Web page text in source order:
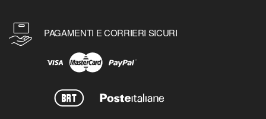
PAGAMENTI E CORRIERI SICURI